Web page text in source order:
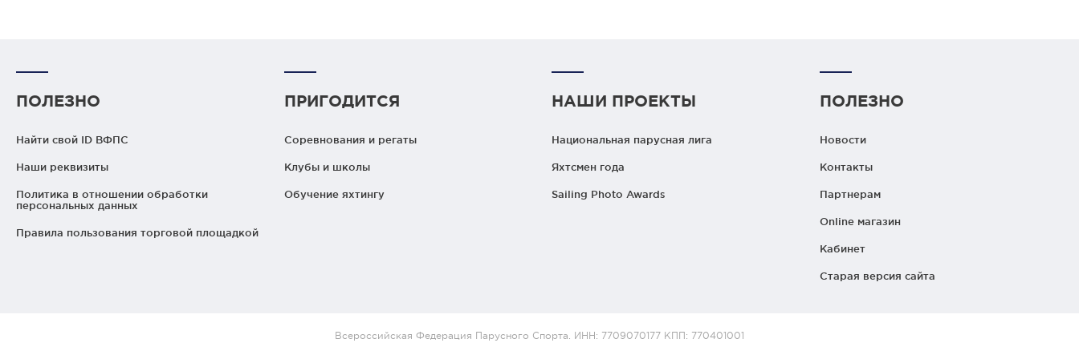
ПОЛЕЗНО
Найти свой ID ВФПС
Наши реквизиты
Политика в отношении обработки
персональных данных
Правила пользования торговой площадкой
ПРИГОДИТСЯ
Соревнования и регаты
Клубы и школы
Обучение яхтингу
НАШИ ПРОЕКТЫ
Национальная парусная лига
Яхтсмен года
Sailing Photo Awards
ПОЛЕЗНО
Новости
Контакты
Партнерам
Online магазин
Кабинет
Старая версия сайта
Всероссийская Федерация Парусного Спорта. ИНН: 7709070177 КПП: 770401001